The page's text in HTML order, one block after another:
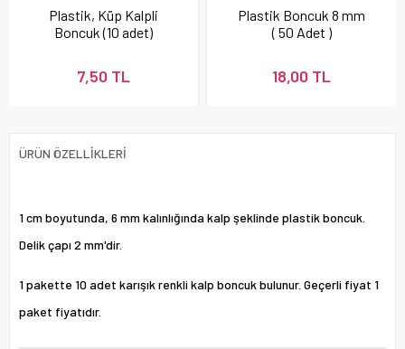
Plastik, Küp Kalpli
Boncuk (10 adet)
7,50 TL
Plastik Boncuk 8 mm
( 50 Adet )
18,00 TL
ÜRÜN ÖZELLIKLERI
1 cm boyutunda, 6 mm kalınlığında kalp şeklinde plastik boncuk.
Delik çapı 2 mm'dir.
1 pakette 10 adet karışık renkli kalp boncuk bulunur. Geçerli fiyat 1
paket fiyatıdır.